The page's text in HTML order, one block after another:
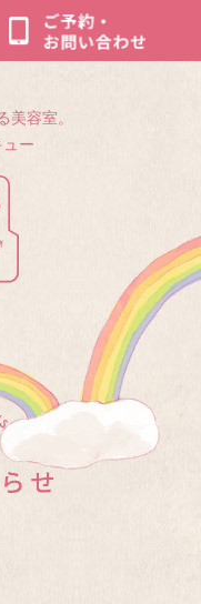
美容室。
ュー